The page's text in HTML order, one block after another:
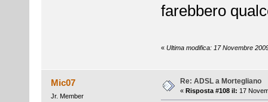
farebbero
« Ultima modifica: 17 Novembre
Mic07
Jr. Member
Re: ADSL a Mortegliano
« Risposta #108 il: 17